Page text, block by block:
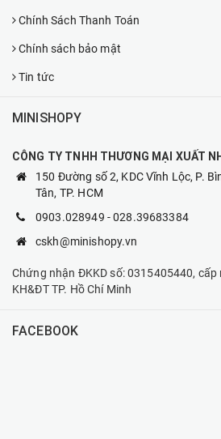
Chính Sách Thanh Toán
Chính sách bảo mật
Tin tức
MINISHOPY
CÔNG TY TNHH THƯƠNG MẠI XUẤT
150 Đường số 2, KDC Vĩnh Lộc, P.
Tân, TP. HCM
0903.028949 -028.39683384
cskh@minishopy.vn
Chứng nhận ĐKKD số: 0315405440,
KH&ĐT TP. Hồ Chí Minh
FACEBOOK